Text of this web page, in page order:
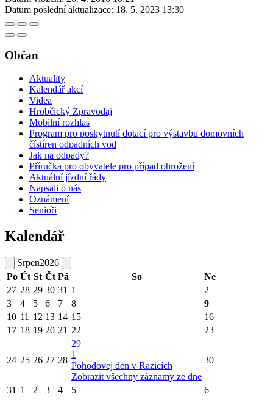
Datum poslední aktualizace: 18. 5. 2023 13:30
Občan
Aktuality
Kalendář akcí
Videa
Hrobčický Zpravodaj
Mobilní rozhlas
Program pro poskytnutí dotací pro výstavbu domovních
čístíren odpadních vod
Jak na odpady?
Příručka pro obyvatele pro případ ohrožení
Aktuální jízdní řády
Napsali o nás
Oznámení
Senioři
Kalendář
Srpen2026
Po Út St Čt Pá So
Ne
27 28 29 30 31 1
2
3
4 5 6 7 8
9
10 11 12 13 14 15
16
17 18 19 20 21 22 23
24 25 26 27 28
29
1
Pohodovej den v Razicích
Zobrazit všechny záznamy ze dne
30
31 1 2 3 4 5 6